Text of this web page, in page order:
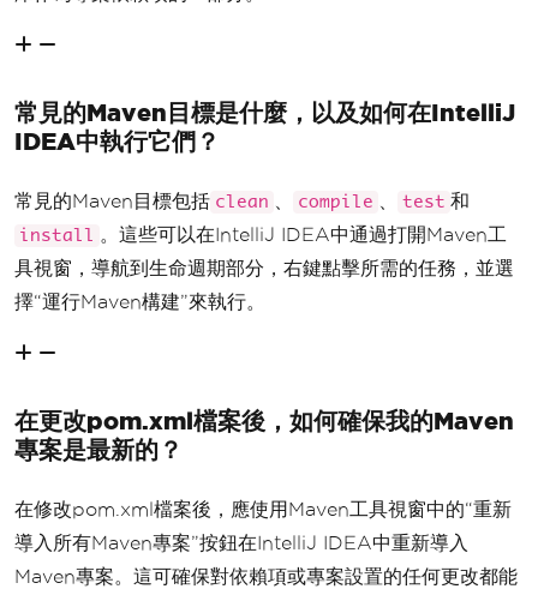
常見的Maven目標是什麼，以及如何在IntelliJ
IDEA中執行它們？
常見的Maven目標包括 clean compile test 和
install
。這些可以在IntelliJ IDEA中通過打開Maven工
具視窗，導航到生命週期部分，右鍵點擊所需的任務，並選
擇“運行Maven構建”來執行。
在更改pom.xml檔案後，如何確保我的Maven
專案是最新的？
在修改pom.xml檔案後，應使用Maven工具視窗中的“重新
導入所有Maven專案”按鈕在IntelliJ IDEA中重新導入
Maven專案。這可確保對依賴項或專案設置的任何更改都能